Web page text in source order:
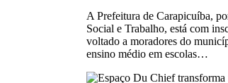
A Prefeitura de Carapicuíba,
Social e Trabalho, está com
voltado a moradores do
ensino médio em escolas…